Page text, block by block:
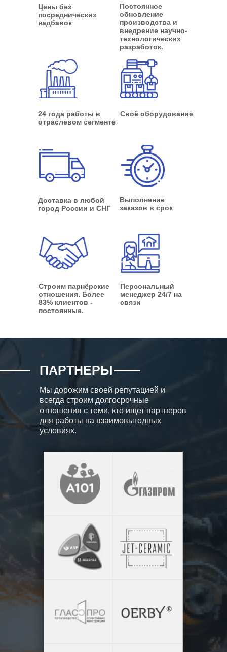
24 года работы в
отраслевом сегменте
Своё оборудование
Цены без
посреднических
надбавок
Доставка в любой
город России и СНГ
Постоянное
обновление
производства и
внедрение научно-
технологических
разработок.
Выполнение
заказов в срок
Строим парнёрские
отношения. Более
83% клиентов -
постоянные.
Персональный
менеджер 24/7 на
связи
ПАРТНЕРЫ
Мы дорожим своей репутацией и
всегда строим долгосрочные
отношения с теми, кто ищет партнеров
для работы на взаимовыгодных
условиях.